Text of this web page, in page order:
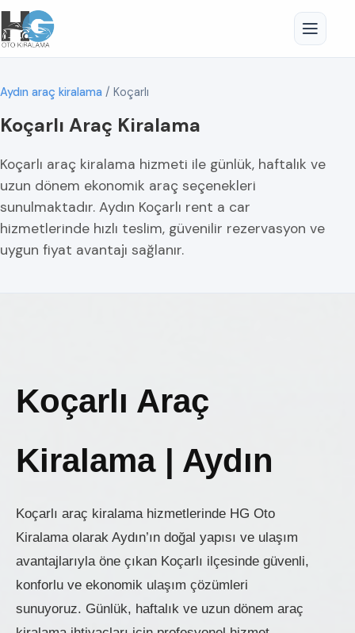
Aydın araç kiralama / Koçarlı
Koçarlı Araç Kiralama
Koçarlı araç kiralama hizmeti ile günlük, haftalık ve
uzun dönem ekonomik araç seçenekleri
sunulmaktadır. Aydın Koçarlı rent a car
hizmetlerinde hızlı teslim, güvenilir rezervasyon ve
uygun fiyat avantajı sağlanır.
Koçarlı Araç
Kiralama | Aydın
Koçarlı araç kiralama hizmetlerinde HG Oto
Kiralama olarak Aydın’ın doğal yapısı ve ulaşım
avantajlarıyla öne çıkan Koçarlı ilçesinde güvenli,
konforlu ve ekonomik ulaşım çözümleri
sunuyoruz. Günlük, haftalık ve uzun dönem araç